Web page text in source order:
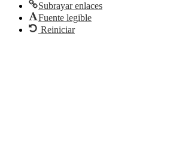
Subrayar enlaces
Fuente legible
Reiniciar